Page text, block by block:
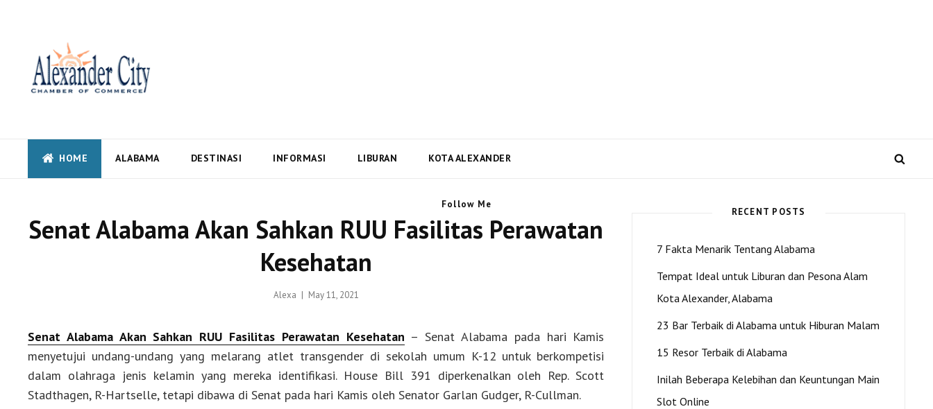
Alexandercity – Informasi Dan Berita Terbaru Negara US dan Kota Alexander
Alabama
HOME ALABAMA DESTINASI INFORMASI LIBURAN KOTA ALEXANDER
Senat Alabama Akan Sahkan RUU Fasilitas Perawatan
Kesehatan
Alexa
Posted
May 11, 2021
Senat Alabama Akan Sahkan RUU Fasilitas Perawatan Kesehatan – Senat Alabama pada hari Kamis
menyetujui undang-undang yang melarang atlet transgender di sekolah umum K-12 untuk berkompetisi
dalam olahraga jenis kelamin yang mereka identifikasi. House Bill 391 diperkenalkan oleh Rep. Scott
Stadthagen, R-Hartselle, tetapi dibawa di Senat pada hari Kamis oleh Senator Garlan Gudger, R-Cullman.
RECENT POSTS
7 Fakta Menarik Tentang Alabama
Tempat Ideal untuk Liburan dan Pesona Alam
Kota Alexander, Alabama
23 Bar Terbaik di Alabama untuk Hiburan Malam
15 Resor Terbaik di Alabama
Inilah Beberapa Kelebihan dan Keuntungan Main
Slot Online
Follow Me